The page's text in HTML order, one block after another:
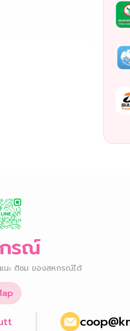
รณ์
นะ ติชม ของสหกรณ์ได้